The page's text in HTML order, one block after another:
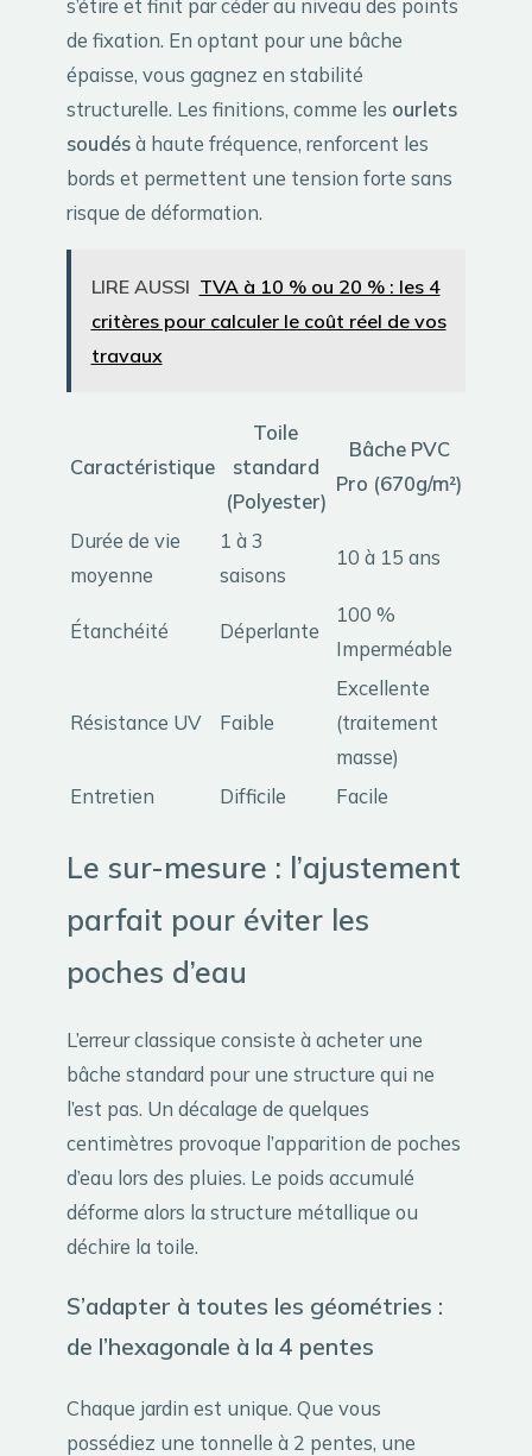
s’étire et finit par céder au niveau des points
de fixation. En optant pour une bâche
épaisse, vous gagnez en stabilité
structurelle. Les finitions, comme les ourlets
soudésà haute fréquence, renforcent les
bords et permettent une tension forte sans
risque de déformation.
LIRE AUSSI TVA à 10 % ou 20 % : les 4
critères pour calculer le coût réel de vos
travaux
Caractéristique
Toile
standard
(Polyester)
Bâche PVC
Pro (670g/m²)
Durée de vie
moyenne
1 à 3
saisons
10 à 15 ans
Étanchéité Déperlante
100 %
Imperméable
Résistance UV Faible
Excellente
(traitement
masse)
Entretien
Difficile Facile
Le sur-mesure : l’ajustement
parfait pour éviter les
poches d’eau
L’erreur classique consiste à acheter une
bâche standard pour une structure qui ne
l’est pas. Un décalage de quelques
centimètres provoque l’apparition de poches
d’eau lors des pluies. Le poids accumulé
déforme alors la structure métallique ou
déchire la toile.
S’adapter à toutes les géométries :
de l’hexagonale à la 4 pentes
Chaque jardin est unique. Que vous
possédiez une tonnelle à 2 pentes, une